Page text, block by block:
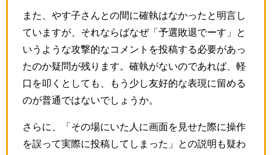
また、やす子さんとの間に確執はなかったと明言し
ていますが、それならばなぜ「予選敗退でーす」と
いうような攻撃的なコメントを投稿する必要があっ
たのか疑問が残ります。確執がないのであれば、軽
口を叩くとしても、もう少し友好的な表現に留める
のが普通ではないでしょうか。
さらに、「その場にいた人に画面を見せた際に操作
を誤って実際に投稿してしまった」との説明も疑わ